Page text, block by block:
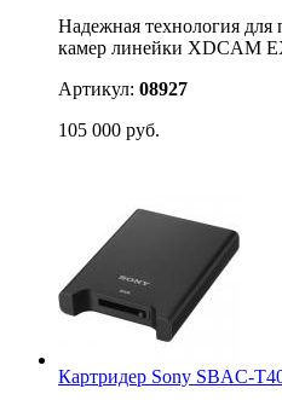
Надежная технология
камер линейки XDCAM
Артикул: 08927
105 000 руб.
Картридер Sony SBAC-